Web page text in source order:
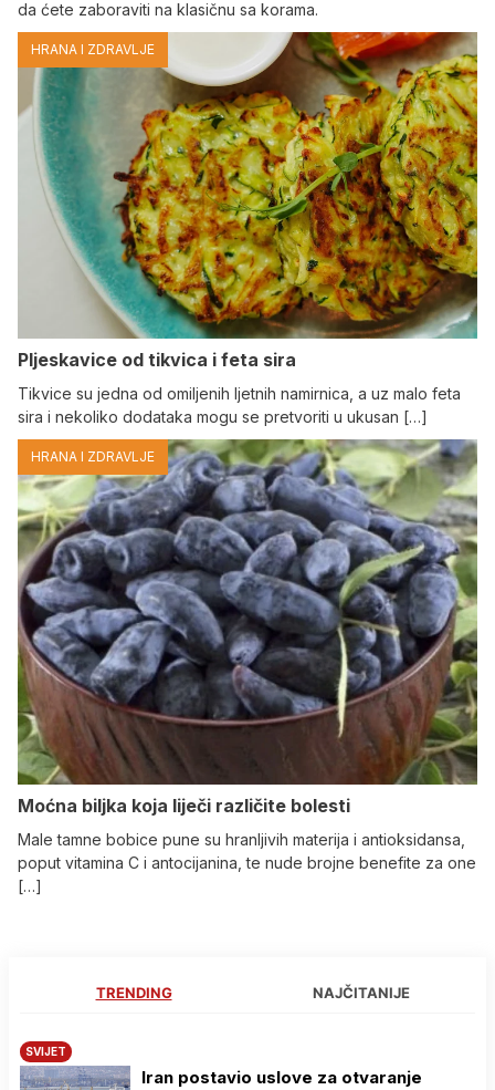
da ćete zaboraviti na klasičnu sa korama.
HRANA I ZDRAVLJE
Pljeskavice od tikvica i feta sira
Tikvice su jedna od omiljenih ljetnih namirnica, a uz malo feta
sira i nekoliko dodataka mogu se pretvoriti u ukusan […]
HRANA I ZDRAVLJE
Moćna biljka koja liječi različite bolesti
Male tamne bobice pune su hranljivih materija i antioksidansa,
poput vitamina C i antocijanina, te nude brojne benefite za one
[…]
TRENDING NAJČITANIJE
SVIJET
Iran postavio uslove za otvaranje